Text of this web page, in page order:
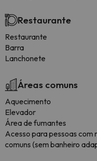
Restaurante
Restaurante
Barra
Lanchonete
Áreas comuns
Aquecimento
Elevador
Área de fumantes
Acesso para pessoas com
comuns (sem banheiro